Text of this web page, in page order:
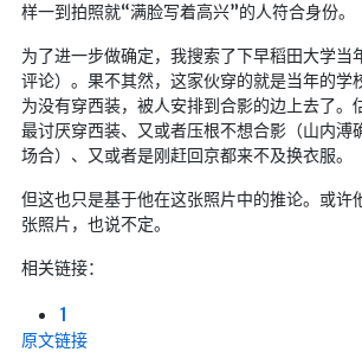
样一到拍照就“满脸写着高兴”的人符合身份。
为了进一步做确定，我搜索了下早稻田大学当
评论）。果不其然，这家伙穿的就是当年的学
为没有穿西装，被人安排到合影的边上去了。
最讨厌穿西装、又或者压根不想合影（山内溥
场合）、又或者是刚赶回京都来不及换衣服。
但这也只是基于他在这张照片中的推论。或许
张照片，也说不定。
相关链接：
1
原文链接